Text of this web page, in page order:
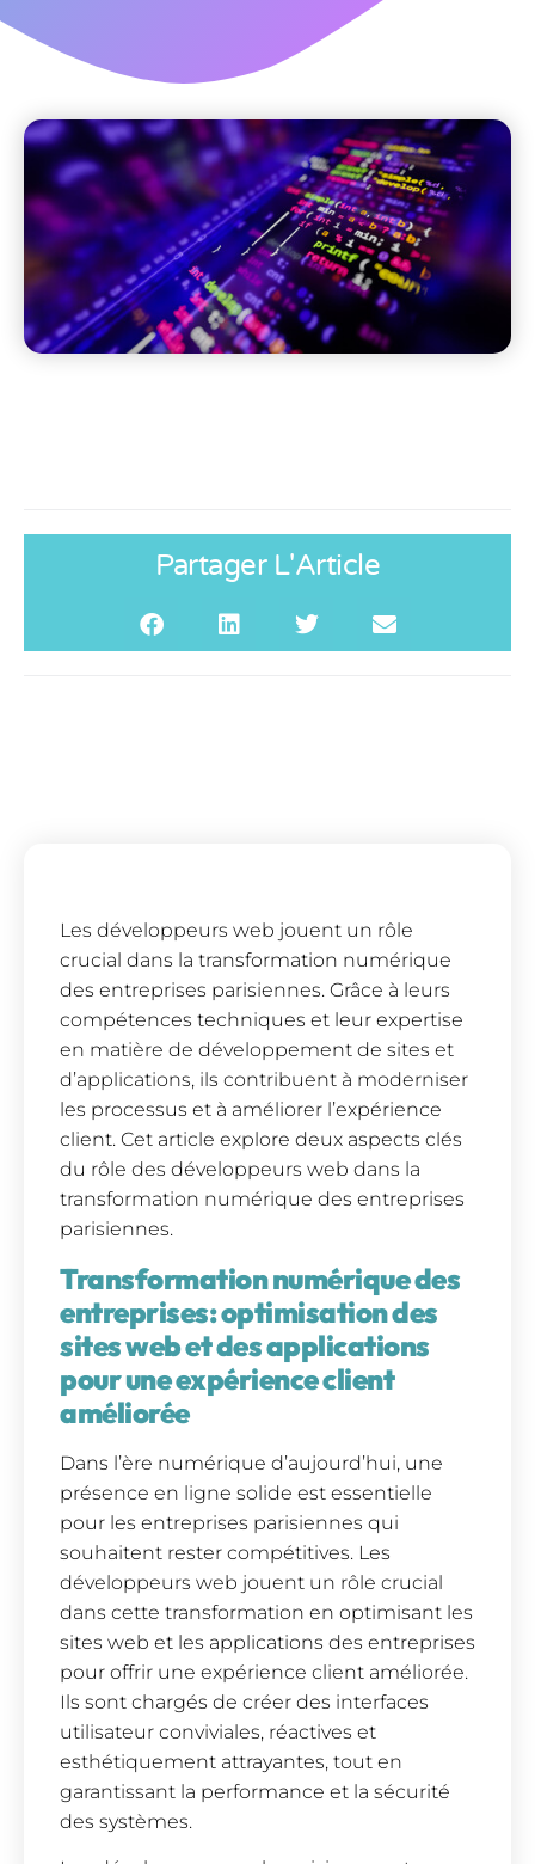
Partager L'Article
Les développeurs web jouent un rôle
crucial dans la transformation numérique
des entreprises parisiennes. Grâce à leurs
compétences techniques et leur expertise
en matière de développement de sites et
d’applications, ils contribuent à moderniser
les processus et à améliorer l’expérience
client. Cet article explore deux aspects clés
du rôle des développeurs web dans la
transformation numérique des entreprises
parisiennes.
Transformation numérique des
entreprises: optimisation des
sites web et des applications
pour une expérience client
améliorée
Dans l’ère numérique d’aujourd’hui, une
présence en ligne solide est essentielle
pour les entreprises parisiennes qui
souhaitent rester compétitives. Les
développeurs web jouent un rôle crucial
dans cette transformation en optimisant les
sites web et les applications des entreprises
pour offrir une expérience client améliorée.
Ils sont chargés de créer des interfaces
utilisateur conviviales, réactives et
esthétiquement attrayantes, tout en
garantissant la performance et la sécurité
des systèmes.